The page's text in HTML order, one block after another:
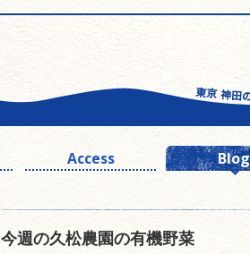
Access Blog
今週の久松農園の有機野菜